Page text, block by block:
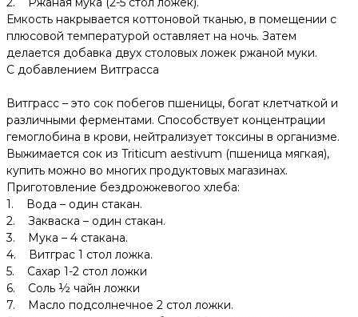
Емкость накрывается коттоновой тканью, в помещении с
плюсовой температурой оставляет на ночь. Затем
делается добавка двух столовых ложек ржаной муки.
С добавлением Витграсса
Витграсс – это сок побегов пшеницы, богат клетчаткой и
различными ферментами. Способствует концентрации
гемоглобина в крови, нейтрализует токсины в организме.
Выжимается сок из Triticum aestivum (пшеница мягкая),
купить можно во многих продуктовых магазинах.
Приготовление бездрожжевогоо хлеба:
1. Вода – один стакан.
2. Закваска – один стакан.
3. Мука – 4 стакана.
4. Витграс 1 стол ложка.
5. Сахар 1-2 стол ложки
6. Соль ½ чайн ложки
7. Масло подсолнечное 2 стол ложки.